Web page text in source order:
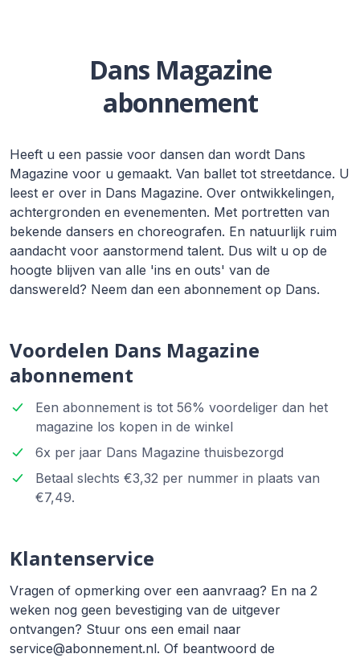
Dans Magazine
abonnement
Heeft u een passie voor dansen dan wordt Dans
Magazine voor u gemaakt. Van ballet tot streetdance. U
leest er over in Dans Magazine. Over ontwikkelingen,
achtergronden en evenementen. Met portretten van
bekende dansers en choreografen. En natuurlijk ruim
aandacht voor aanstormend talent. Dus wilt u op de
hoogte blijven van alle 'ins en outs' van de
danswereld? Neem dan een abonnement op Dans.
Voordelen Dans Magazine
abonnement
Een abonnement is tot 56% voordeliger dan het
magazine los kopen in de winkel
6x per jaar Dans Magazine thuisbezorgd
Betaal slechts €3,32 per nummer in plaats van
€7,49.
Klantenservice
Vragen of opmerking over een aanvraag? En na 2
weken nog geen bevestiging van de uitgever
ontvangen? Stuur ons een email naar
service@abonnement.nl. Of beantwoord de